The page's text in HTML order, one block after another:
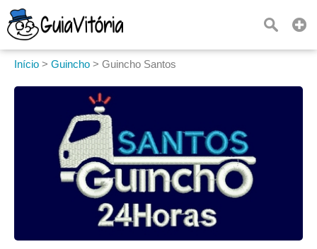
Início > Guincho > Guincho Santos